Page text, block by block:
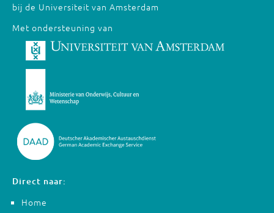
bij de Universiteit van Amsterdam
Met ondersteuning van
Direct naar:
Home